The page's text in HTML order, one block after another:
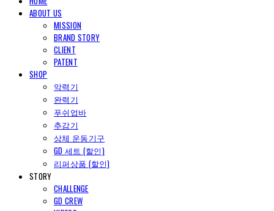
ABOUT US
MISSION
BRAND STORY
CLIENT
PATENT
SHOP
악력기
완력기
푸쉬업바
추감기
상체 운동기구
GD 세트 (할인)
리퍼상품 (할인)
STORY
CHALLENGE
GD CREW